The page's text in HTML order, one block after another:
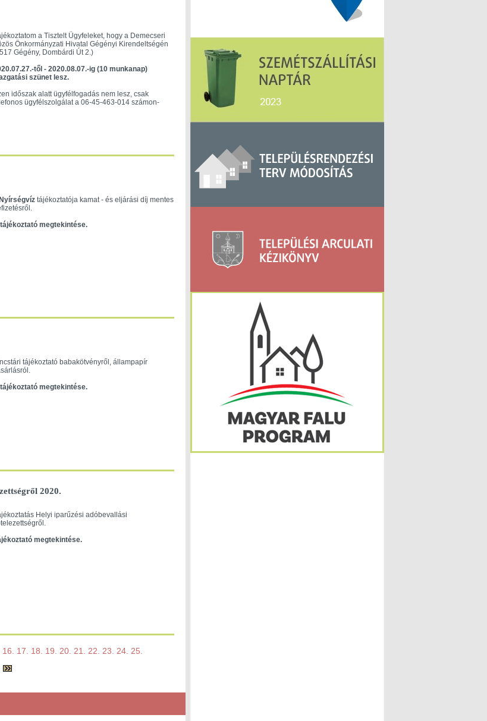
a Tisztelt Ügyfeleket, hogy a Demecseri
Önkormányzati Hivatal Gégényi Kirendeltségén
Gégény, Dombárdi Út 2.)
től - 2020.08.07.-ig (10 munkanap)
szünet lesz.
időszak alatt ügyfélfogadás nem lesz, csak
ügyfélszolgálat a 06-45-463-014 számon-
Nyírségvíztájékoztatója kamat - és eljárási díj mentes
megtekintése.
tájékoztató babakötvényről, állampapír
megtekintése.
2020.
Helyi iparűzési adóbevallási
megtekintése.
16. 17. 18. 19. 20. 21. 22. 23. 24. 25.